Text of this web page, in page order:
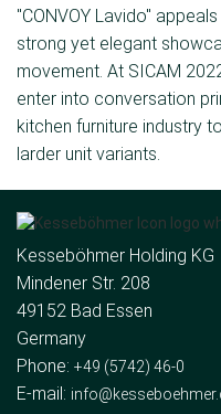
"CONVOY Lavido"
strong yet elegant
movement. At SICAM
enter into conversation
kitchen furniture industry
larder unit variants.
Kesseböhmer Holding KG
Mindener Str. 208
49152 Bad Essen
Germany
Phone: +49 (5742) 46-0
E-mail: